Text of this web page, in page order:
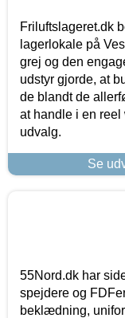
Friluftslageret.dk
lagerlokale på
grej og den
udstyr gjorde, at
de blandt de
at handle i en reel
udvalg.
Se
55Nord.dk har
spejdere og
beklædning,